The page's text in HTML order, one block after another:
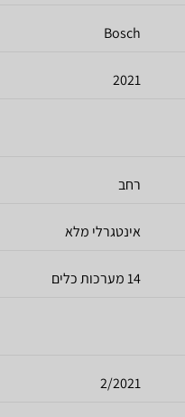
Bosch
2021
רחב
אינטגרלי מלא
14 מערכות כלים
2/2021